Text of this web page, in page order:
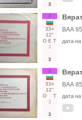
3
А
33○
12"
О Е Т
3
3
ВАА
дата
А
33○
12"
О
Т
3
3
ВАА
дата